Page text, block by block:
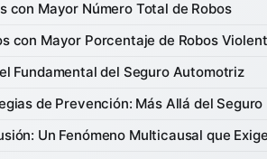
con Mayor Número Total de Robos
con Mayor Porcentaje de Robos
Fundamental del Seguro Automotriz
de Prevención: Más Allá del Seguro
Un Fenómeno Multicausal que